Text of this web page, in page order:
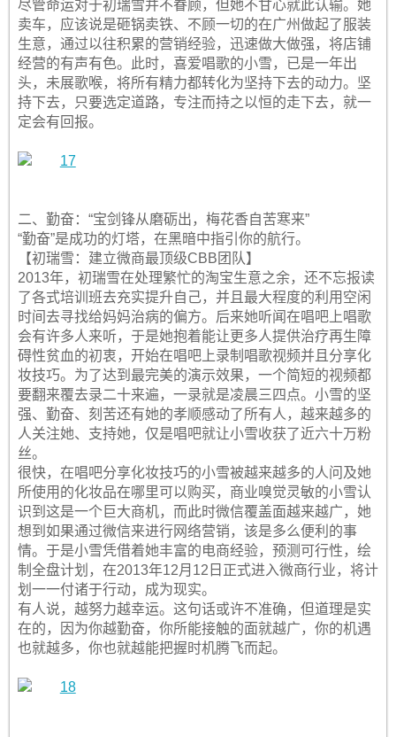
尽管命运对于初瑞雪并不眷顾，但她不甘心就此认输。她
卖车，应该说是砸锅卖铁、不顾一切的在广州做起了服装
生意，通过以往积累的营销经验，迅速做大做强，将店铺
经营的有声有色。此时，喜爱唱歌的小雪，已是一年出
头，未展歌喉，将所有精力都转化为坚持下去的动力。坚
持下去，只要选定道路，专注而持之以恒的走下去，就一
定会有回报。
二、勤奋：“宝剑锋从磨砺出，梅花香自苦寒来”
“勤奋”是成功的灯塔，在黑暗中指引你的航行。
【初瑞雪：建立微商最顶级CBB团队】
2013年，初瑞雪在处理繁忙的淘宝生意之余，还不忘报读
了各式培训班去充实提升自己，并且最大程度的利用空闲
时间去寻找给妈妈治病的偏方。后来她听闻在唱吧上唱歌
会有许多人来听，于是她抱着能让更多人提供治疗再生障
碍性贫血的初衷，开始在唱吧上录制唱歌视频并且分享化
妆技巧。为了达到最完美的演示效果，一个简短的视频都
要翻来覆去录二十来遍，一录就是凌晨三四点。小雪的坚
强、勤奋、刻苦还有她的孝顺感动了所有人，越来越多的
人关注她、支持她，仅是唱吧就让小雪收获了近六十万粉
丝。
很快，在唱吧分享化妆技巧的小雪被越来越多的人问及她
所使用的化妆品在哪里可以购买，商业嗅觉灵敏的小雪认
识到这是一个巨大商机，而此时微信覆盖面越来越广，她
想到如果通过微信来进行网络营销，该是多么便利的事
情。于是小雪凭借着她丰富的电商经验，预测可行性，绘
制全盘计划，在2013年12月12日正式进入微商行业，将计
划一一付诸于行动，成为现实。
有人说，越努力越幸运。这句话或许不准确，但道理是实
在的，因为你越勤奋，你所能接触的面就越广，你的机遇
也就越多，你也就越能把握时机腾飞而起。